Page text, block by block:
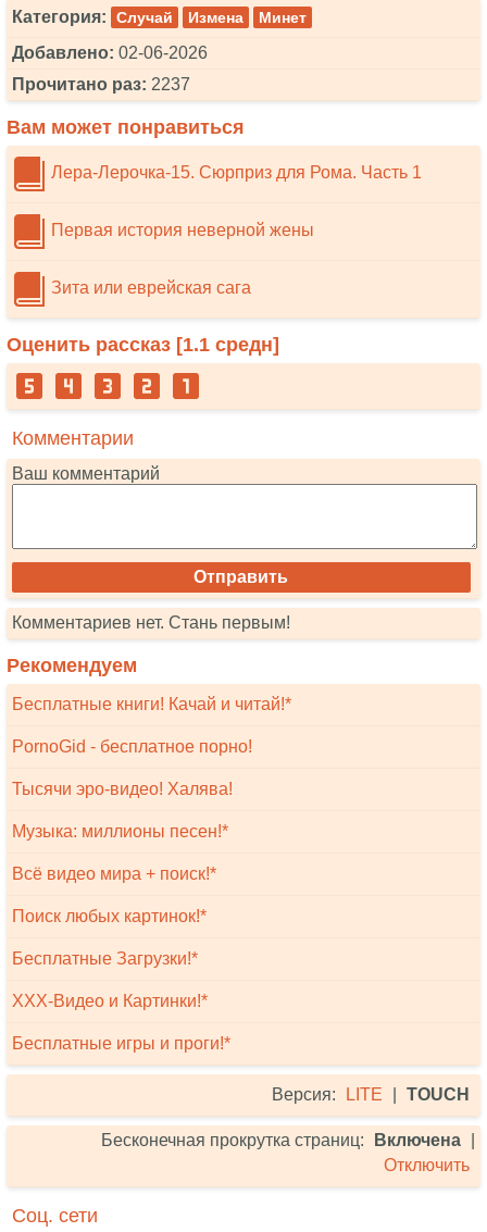
Категория: Случай Измена Минет
Добавлено: 02-06-2026
Прочитано раз: 2237
Вам может понравиться
Лера-Лерочка-15. Сюрприз для Рома. Часть 1
Первая история неверной жены
Зита или еврейская сага
Оценить рассказ [1.1 средн]
Комментарии
Ваш комментарий
Комментариев нет. Стань первым!
Рекомендуем
Бесплатные книги! Качай и читай!*
PornoGid - бесплатное порно!
Тысячи эро-видео! Халява!
Музыка: миллионы песен!*
Всё видео мира + поиск!*
Поиск любых картинок!*
Бесплатные Загрузки!*
XXX-Видео и Картинки!*
Бесплатные игры и проги!*
Версия: LITE TOUCH
Бесконечная прокрутка страниц: Включена
Отключить
Соц. сети